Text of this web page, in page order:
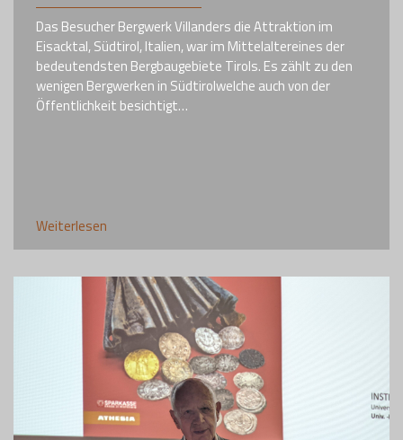
Das Besucher Bergwerk Villanders die Attraktion im
Eisacktal, Südtirol, Italien, war im Mittelaltereines der
bedeutendsten Bergbaugebiete Tirols. Es zählt zu den
wenigen Bergwerken in Südtirolwelche auch von der
Öffentlichkeit besichtigt…
Weiterlesen